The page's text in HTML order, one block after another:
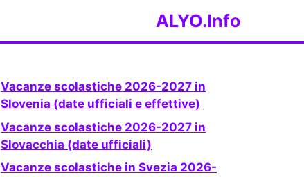
ALYO.Info
Vacanze scolastiche 2026-2027 in
Slovenia (date ufficiali e effettive)
Vacanze scolastiche 2026-2027 in
Slovacchia (date ufficiali)
Vacanze scolastiche in Svezia 2026-